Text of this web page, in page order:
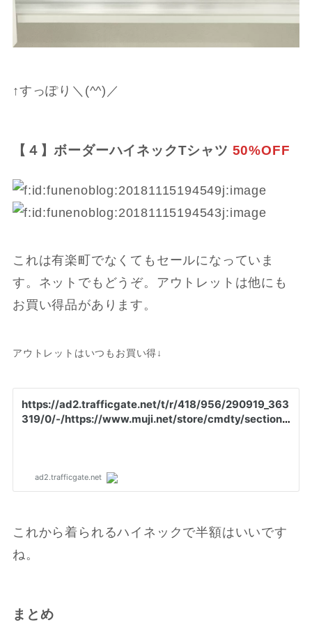
↑すっぽり＼(^^)／
【４】ボーダーハイネックTシャツ 50%OFF
これは有楽町でなくてもセールになっていま
す。ネットでもどうぞ。アウトレットは他にも
お買い得品があります。
アウトレットはいつもお買い得↓
これから着られるハイネックで半額はいいです
ね。
まとめ